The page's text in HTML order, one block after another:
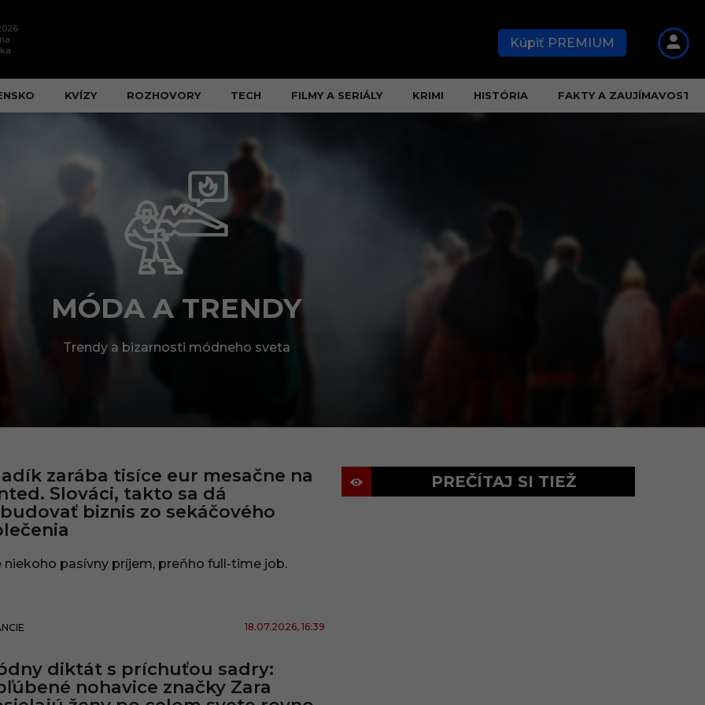
Kúpiť PREMIUM
KVÍZY ROZHOVORY TECH FILMY A SERIÁLY KRIMI HISTÓRIA FAKTY A ZAUJÍMAVOSTI
MÓDA A TRENDY
Trendy a bizarnosti módneho sveta
zarába tisíce eur mesačne na
Slováci, takto sa dá
biznis zo sekáčového
niekoho pasívny príjem, preňho full-time job.
18.07.2026, 16:39
diktát s príchuťou sadry:
nohavice značky Zara
PREČÍTAJ SI TIEŽ